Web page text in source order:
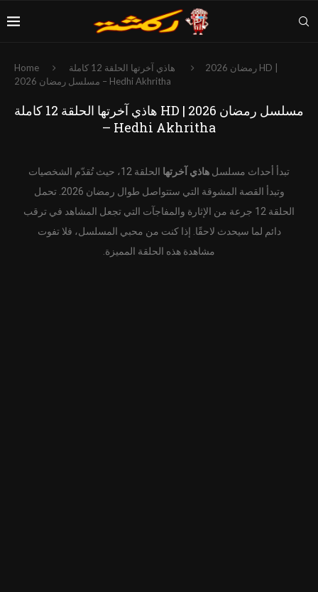
Home رمضان 2026
هاذي آخرتها الحلقة 12 كاملة HD |
مسلسل رمضان 2026 – Hedhi Akhritha
هاذي آخرتها الحلقة 12 كاملة HD | مسلسل رمضان 2026
– Hedhi Akhritha
تبدأ أحداث مسلسل هاذي آخرتها
الحلقة 12، حيث تُقدّم الشخصيات
وتبدأ القصة المشوقة التي ستتواصل طوال رمضان 2026. تحمل
الحلقة 12 جرعة من الإثارة والمفاجآت التي تجعل المشاهد في ترقب
دائم لما سيحدث لاحقًا. إذا كنت من محبي المسلسل، فلا تفوت
مشاهدة هذه الحلقة المميزة.